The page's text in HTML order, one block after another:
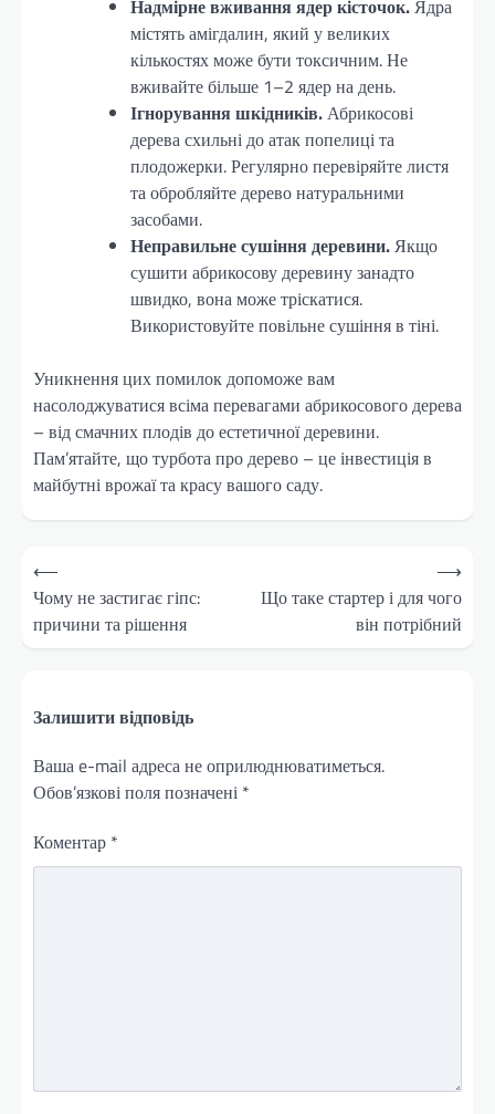
Надмірне вживання ядер кісточок.Ядра
містять амігдалин, який у великих
кількостях може бути токсичним. Не
вживайте більше 1–2 ядер на день.
Ігнорування шкідників.Абрикосові
дерева схильні до атак попелиці та
плодожерки. Регулярно перевіряйте листя
та обробляйте дерево натуральними
засобами.
Неправильне сушіння деревини.Якщо
сушити абрикосову деревину занадто
швидко, вона може тріскатися.
Використовуйте повільне сушіння в тіні.
Уникнення цих помилок допоможе вам
насолоджуватися всіма перевагами абрикосового дерева
– від смачних плодів до естетичної деревини.
Пам’ятайте, що турбота про дерево – це інвестиція в
майбутні врожаї та красу вашого саду.
Навігація
записів
⟵
Чому не застигає гіпс:
причини та рішення
Що таке стартер і для чого
він потрібний
⟶
Залишити відповідь
Ваша e-mail адреса не оприлюднюватиметься.
Обов’язкові поля позначені *
Коментар *